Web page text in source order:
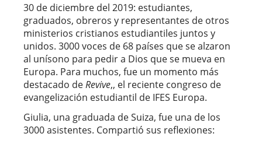
30 de diciembre del 2019: estudiantes,
graduados, obreros y representantes de otros
ministerios cristianos estudiantiles juntos y
unidos. 3000 voces de 68 países que se alzaron
al unísono para pedir a Dios que se mueva en
Europa. Para muchos, fue un momento más
destacado deRevive,, el reciente congreso de
evangelización estudiantil de IFES Europa.
Giulia, una graduada de Suiza, fue una de los
3000 asistentes. Compartió sus reflexiones: